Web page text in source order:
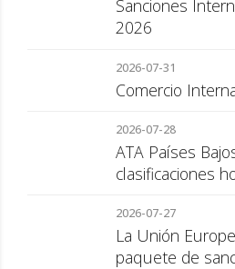
Sanciones
2026
2026-07-31
Comercio
2026-07-28
ATA Países
clasificaciones
consumidor
2026-07-27
La Unión
paquete de